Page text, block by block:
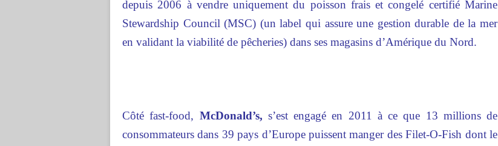
depuis 2006 à vendre uniquement du poisson frais et congelé certifié Marine
Stewardship Council (MSC) (un label qui assure une gestion durable de la mer
en validant la viabilité de pêcheries) dans ses magasins d’Amérique du Nord.
Côté fast-food, McDonald’s, s’est engagé en 2011 à ce que 13 millions de
consommateurs dans 39 pays d’Europe puissent manger des Filet-O-Fish dont le